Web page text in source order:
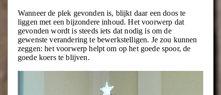
Wanneer de plek gevonden is, blijkt daar een doos te
liggen met een bijzondere inhoud. Het voorwerp dat
gevonden wordt is steeds iets dat nodig is om de
gewenste verandering te bewerkstelligen. Je zou kunnen
zeggen: het voorwerp helpt om op het goede spoor, de
goede koers te blijven.